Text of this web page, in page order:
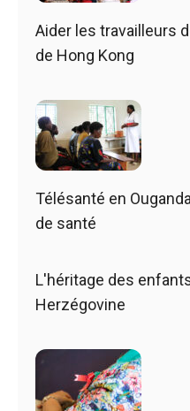
Aider les travailleurs
de Hong Kong
Télésanté en
de santé
L'héritage des
Herzégovine